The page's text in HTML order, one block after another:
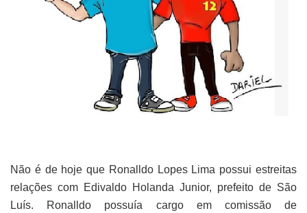
Não é de hoje que Ronalldo Lopes Lima possui estreitas
relações com Edivaldo Holanda Junior, prefeito de São
Luís. Ronalldo possuía cargo em comissão de